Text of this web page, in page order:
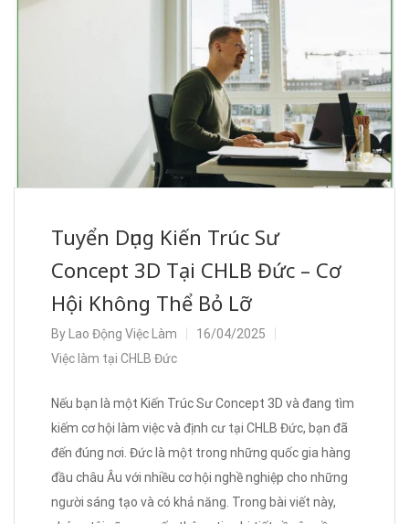
Tuyển Dụng Kiến Trúc Sư
Concept 3D Tại CHLB Đức – Cơ
Hội Không Thể Bỏ Lỡ
By Lao Động Việc Làm
16/04/2025
Việc làm tại CHLB Đức
Nếu bạn là một Kiến Trúc Sư Concept 3D và đang tìm
kiếm cơ hội làm việc và định cư tại CHLB Đức, bạn đã
đến đúng nơi. Đức là một trong những quốc gia hàng
đầu châu Âu với nhiều cơ hội nghề nghiệp cho những
người sáng tạo và có khả năng. Trong bài viết này,